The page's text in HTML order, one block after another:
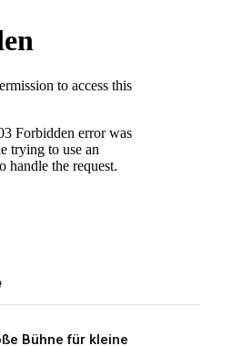
Bühne für kleine